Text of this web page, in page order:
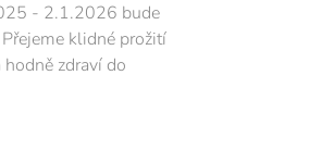
- 2.1.2026 bude
klidné prožití
zdraví do